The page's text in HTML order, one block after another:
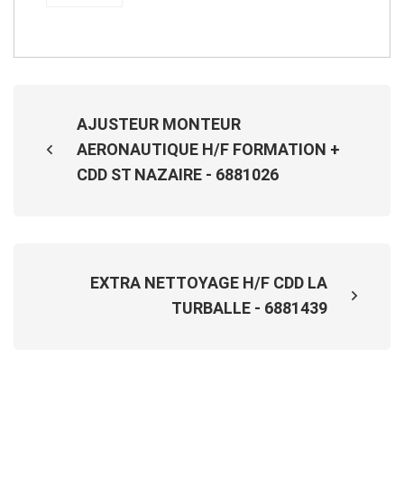
AJUSTEUR MONTEUR
AERONAUTIQUE H/F FORMATION +
CDD ST NAZAIRE - 6881026
EXTRA NETTOYAGE H/F CDD LA
TURBALLE - 6881439